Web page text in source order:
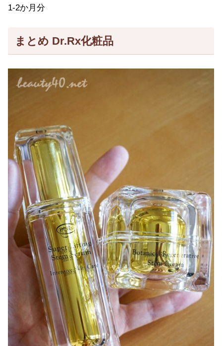
1-2か月分
まとめ Dr.Rx化粧品